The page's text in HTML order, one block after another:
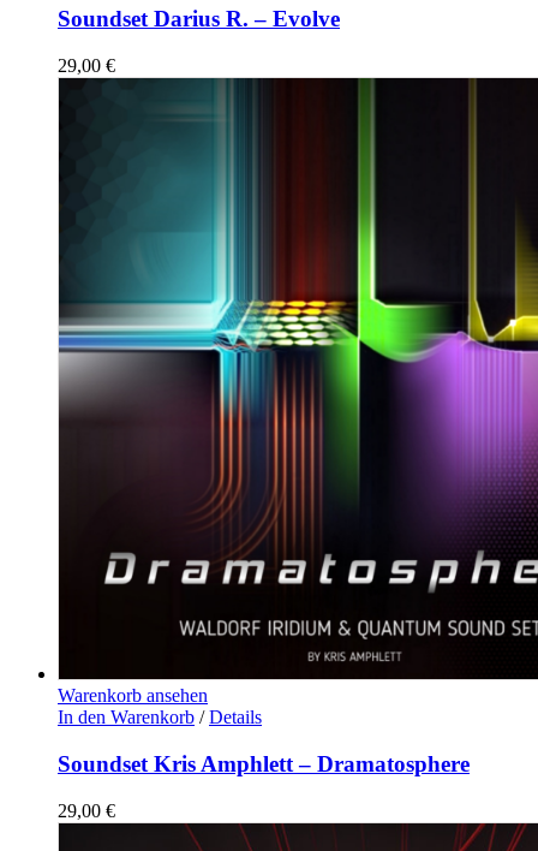
Soundset Darius R. – Evolve
29,00 €
Warenkorb ansehen
In den Warenkorb / Details
Soundset Kris Amphlett – Dramatosphere
29,00 €